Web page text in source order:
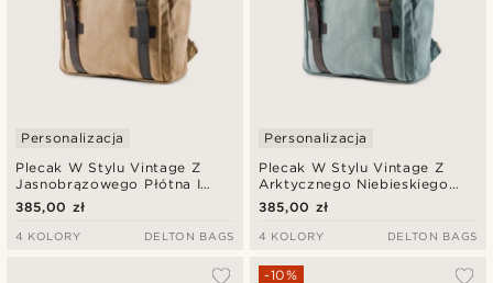
Plecak W Stylu Vintage Z
Jasnobrązowego Płótna I
Ciemnobrązowej Skóry
Personalizacja
385,00 zł
4 KOLORY DELTON BAGS
Plecak W Stylu Vintage Z
Arktycznego Niebieskiego
Płótna I Ciemnobrązowej
Skóry
Personalizacja
385,00 zł
4 KOLORY DELTON BAGS
-10%